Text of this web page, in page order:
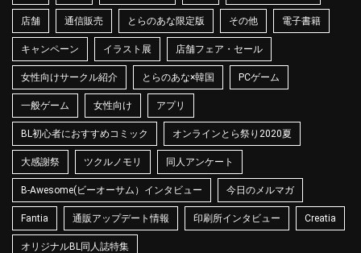
店舗 通信販売 とらのあな限定版 その他 電子書籍
キャンペーン イラスト展 店舗フェア・セール
女性向けサークル紹介 とらのあな×韓国 PCゲーム
一般ゲーム 女性向け アプリ
BL初心者におすすめコミック オンラインとら祭り2020夏
大感謝祭 ツクルノモリ 同人アンケート
B-Awesome(ビーオーサム）インタビュー 今日のメルマガ
Fantia 通販アップデート情報 印刷所インタビュー Creatia
オリジナルBL同人誌特集